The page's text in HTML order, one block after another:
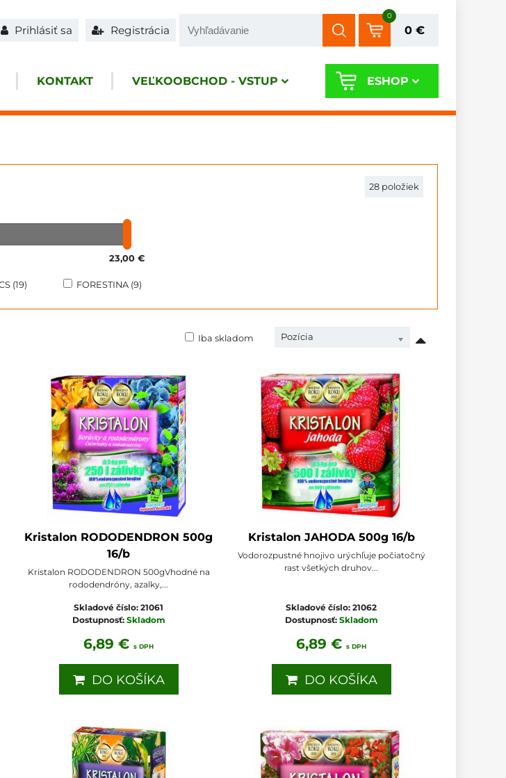
Prihlásiť sa Registrácia
0
0 €
KONTAKT VEĽKOOBCHOD - VSTUP ESHOP
28 položiek
23,00 €
(19) FORESTINA (9)
Pozícia
Iba skladom
Kristalon RODODENDRON 500g
16/b
Kristalon RODODENDRON 500gVhodné na
rododendróny, azalky,...
Skladové číslo:21061
Dostupnosť: Skladom
6,89 €s DPH
DO KOŠÍKA
Kristalon JAHODA 500g 16/b
Vodorozpustné hnojivo urýchľuje počiatočný
rast všetkých druhov...
Skladové číslo:21062
Dostupnosť: Skladom
6,89 €s DPH
DO KOŠÍKA